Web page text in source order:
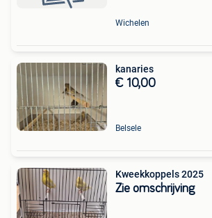
Wichelen
kanaries
€ 10,00
Belsele
Kweekkoppels 2025
Zie omschrijving